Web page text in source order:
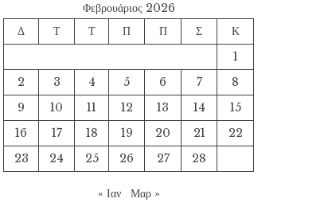
Φεβρουάριος 2026
Δ
Τ Τ Π Π Σ
Κ
1
2
3 4 5 6 7
8
9
10 11 12 13 14
15
16
17 18 19 20 21
22
23
24 25 26 27 28
« Ιαν Μαρ »